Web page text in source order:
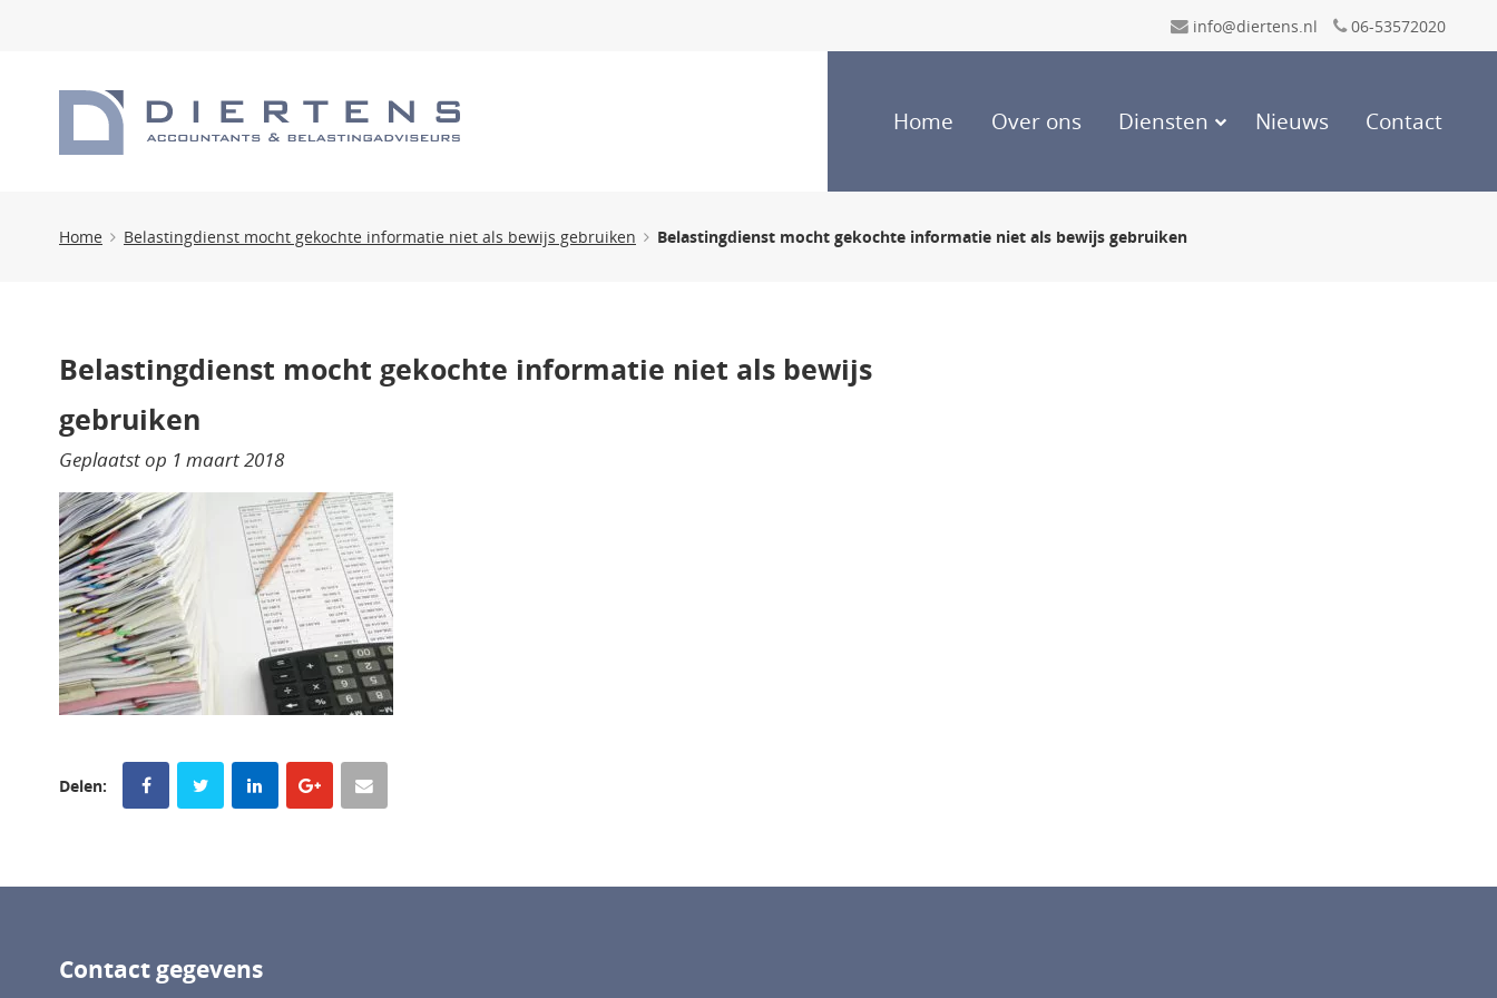
info@diertens.nl 06-53572020
Home Over ons Diensten Nieuws Contact
Home Belastingdienst mocht gekochte informatie niet als bewijs gebruiken Belastingdienst mocht gekochte informatie niet als bewijs gebruiken
Belastingdienst mocht gekochte informatie niet als bewijs
gebruiken
Geplaatst op 1 maart 2018
Delen:
Contact gegevens